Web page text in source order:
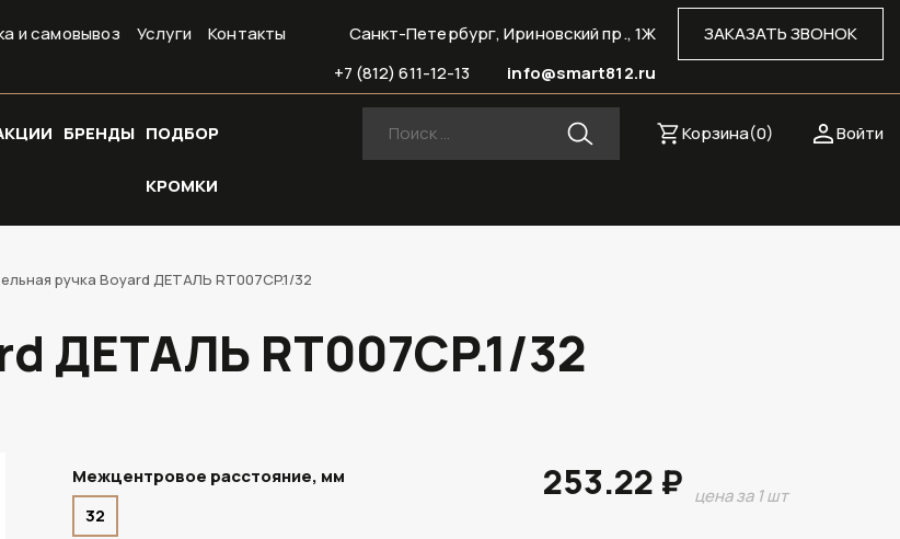
и самовывоз Услуги Контакты ЗАКАЗАТЬ ЗВОНОК
Санкт-Петербург, Ириновский пр., 1Ж
info@smart812.ru
+7 (812) 611-12-13
БРЕНДЫ ПОДБОР
КРОМКИ
Войти
Корзина(0)
ручка Boyard ДЕТАЛЬ RT007CP.1/32
ДЕТАЛЬ RT007CP.1/32
ПОД ЗАКАЗ
Межцентровое расстояние, мм
32
253.22 ₽ цена за 1 шт